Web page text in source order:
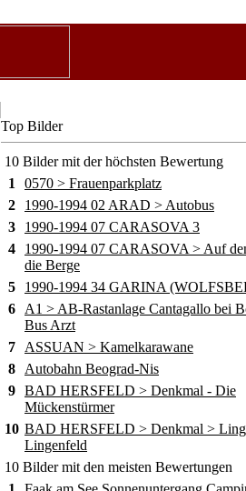
Top Bilder
10 Bilder mit der höchsten Bewertung
1
0570 > Frauenparkplatz
2
1990-1994 02 ARAD > Autobus
3
1990-1994 07 CARASOVA 3
4
1990-1994 07 CARASOVA > Auf
die Berge
5
1990-1994 34 GARINA
6
A1 > AB-Rastanlage Cantagallo bei
Bus Arzt
7
ASSUAN > Kamelkarawane
8
Autobahn Beograd-Nis
9 BAD HERSFELD > Denkmal - Die
Mückenstürmer
10 BAD HERSFELD > Denkmal >
Lingenfeld
10 Bilder mit den meisten Bewertungen